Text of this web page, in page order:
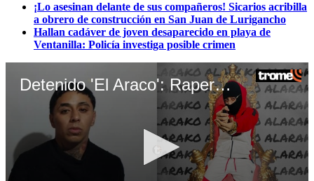
¡Lo asesinan delante de sus compañeros! Sicarios acribilla
a obrero de construcción en San Juan de Lurigancho
Hallan cadáver de joven desaparecido en playa de
Ventanilla: Policía investiga posible crimen
Detenido 'El Araco': Rapero narra su vida criminal en letras y redes